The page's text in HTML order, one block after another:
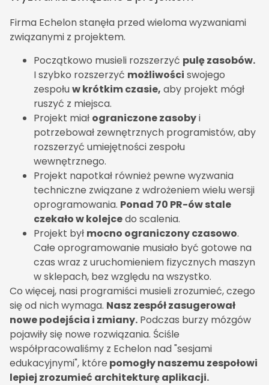
Firma Echelon stanęła przed wieloma wyzwaniami
związanymi z projektem.
Początkowo musieli rozszerzyć pulę zasobów.
I szybko rozszerzyć możliwości swojego
zespołuw krótkim czasie, aby projekt mógł
ruszyć z miejsca.
Projekt miał ograniczone zasobyi
potrzebował zewnętrznych programistów, aby
rozszerzyć umiejętności zespołu
wewnętrznego.
Projekt napotkał również pewne wyzwania
techniczne związane z wdrożeniem wielu wersji
oprogramowania. Ponad 70 PR-ów stale
czekało w kolejcedo scalenia.
Projekt był mocno ograniczony czasowo.
Całe oprogramowanie musiało być gotowe na
czas wraz z uruchomieniem fizycznych maszyn
w sklepach, bez względu na wszystko.
Co więcej, nasi programiści musieli zrozumieć, czego
się od nich wymaga. Nasz zespół zasugerował
nowe podejścia i zmiany. Podczas burzy mózgów
pojawiły się nowe rozwiązania. Ściśle
współpracowaliśmy z Echelon nad "sesjami
edukacyjnymi", które pomogły naszemu zespołowi
lepiej zrozumieć architekturę aplikacji.